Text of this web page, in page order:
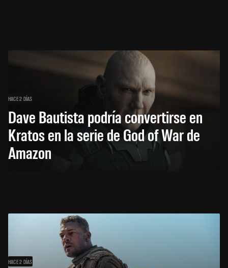
HACE 2 DÍAS
Dave Bautista podría convertirse en
Kratos en la serie de God of War de
Amazon
HACE 2 DÍAS